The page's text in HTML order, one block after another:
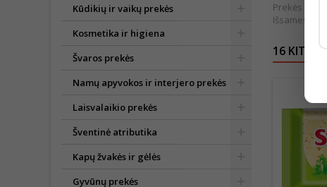
Kūdikių ir vaikų prekės
Kosmetika ir higiena
Švaros prekės
Namų apyvokos ir interjero prekės
Laisvalaikio prekės
Šventinė atributika
Kapų žvakės ir gėlės
Gyvūnų prekės
Prekės
Išsamesnė
16 KITOS